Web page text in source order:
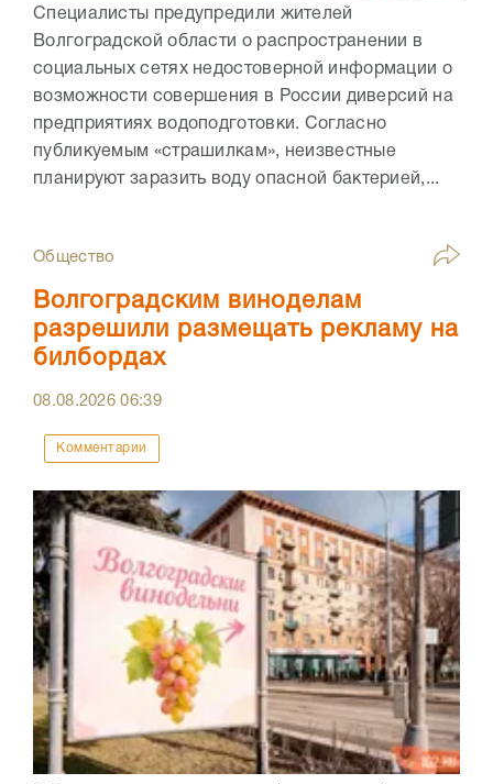
Специалисты предупредили жителей
Волгоградской области о распространении в
социальных сетях недостоверной информации о
возможности совершения в России диверсий на
предприятиях водоподготовки. Согласно
публикуемым «страшилкам», неизвестные
планируют заразить воду опасной бактерией,...
Общество
Волгоградским виноделам
разрешили размещать рекламу на
билбордах
08.08.202606:39
Комментарии